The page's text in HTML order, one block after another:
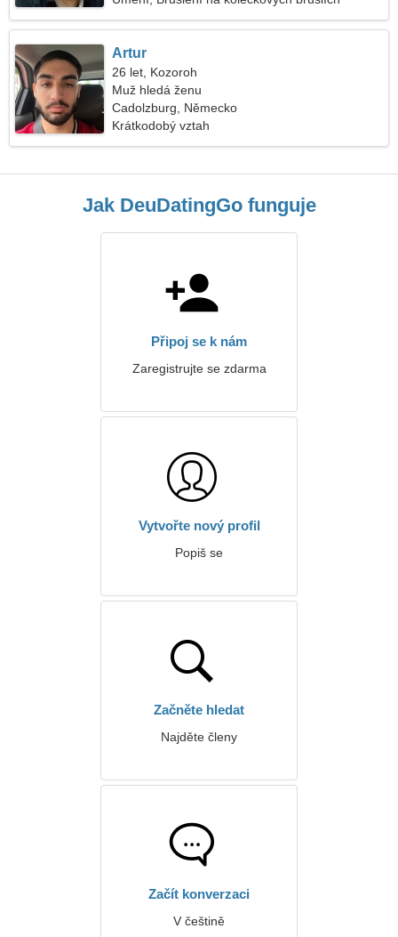
Artur
26 let, Kozoroh
Muž hledá ženu
Cadolzburg, Německo
Krátkodobý vztah
Jak DeuDatingGo funguje
Připoj se k nám
Zaregistrujte se zdarma
Vytvořte nový profil
Popiš se
Začněte hledat
Najděte členy
Začít konverzaci
V češtině